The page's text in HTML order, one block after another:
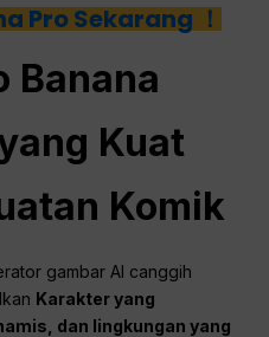
Pro Sekarang ！
Banana
Kuat
Komik
gambar AI canggih
Karakter yang
dan lingkungan yang